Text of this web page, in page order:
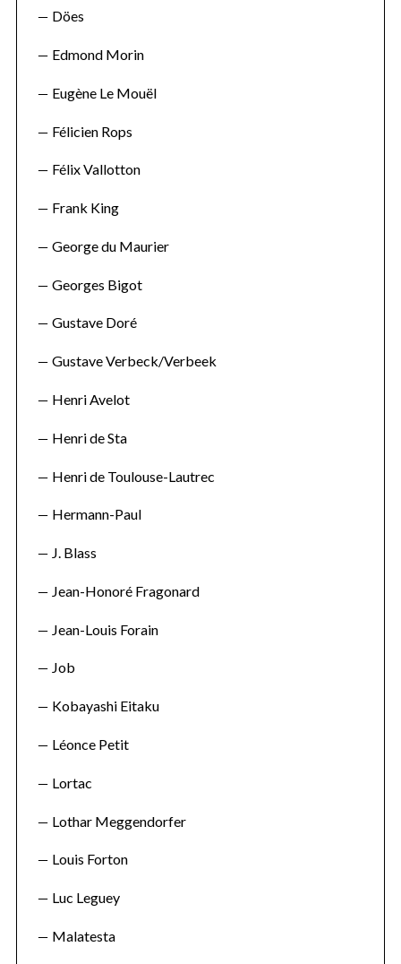
Döes
Edmond Morin
Eugène Le Mouël
Félicien Rops
Félix Vallotton
Frank King
George du Maurier
Georges Bigot
Gustave Doré
Gustave Verbeck/Verbeek
Henri Avelot
Henri de Sta
Henri de Toulouse-Lautrec
Hermann-Paul
J. Blass
Jean-Honoré Fragonard
Jean-Louis Forain
Job
Kobayashi Eitaku
Léonce Petit
Lortac
Lothar Meggendorfer
Louis Forton
Luc Leguey
Malatesta